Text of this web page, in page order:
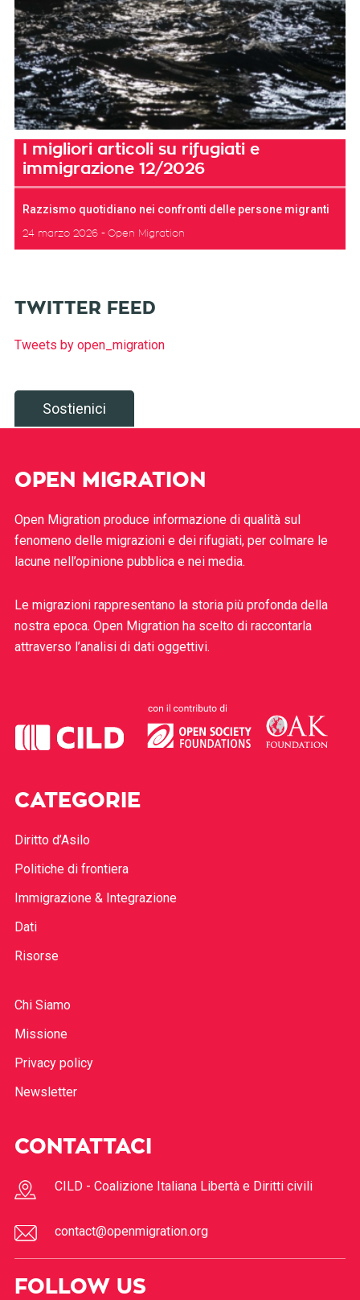
I migliori articoli su rifugiati e
immigrazione 12/2026
Razzismo quotidiano nei confronti delle persone migranti
24 marzo 2026 Open Migration
TWITTER FEED
Tweets by open_migration
Sostienici
OPEN MIGRATION
Open Migration produce informazione di qualità sul
fenomeno delle migrazioni e dei rifugiati, per colmare le
lacune nell’opinione pubblica e nei media.
Le migrazioni rappresentano la storia più profonda della
nostra epoca. Open Migration ha scelto di raccontarla
attraverso l’analisi di dati oggettivi.
CATEGORIE
Diritto d’Asilo
Politiche di frontiera
Immigrazione & Integrazione
Dati
Risorse
Chi Siamo
Missione
Privacy policy
Newsletter
CONTATTACI
CILD - Coalizione Italiana Libertà e Diritti civili
contact@openmigration.org
FOLLOW US